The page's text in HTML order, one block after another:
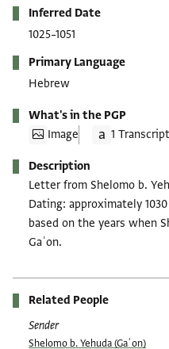
Inferred Date
1025–1051
Primary Language
Hebrew
What's in the PGP
Image
1
Description
Letter from Shelomo b.
Dating: approximately 1030
based on the years when
Gaʾon.
Related People
Sender
Shelomo b. Yehuda (Gaʾon)